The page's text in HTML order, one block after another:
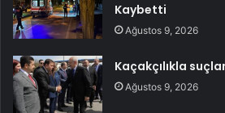
Kaybetti
Ağustos 9, 2026
Kaçakçılıkla
Ağustos 9, 2026